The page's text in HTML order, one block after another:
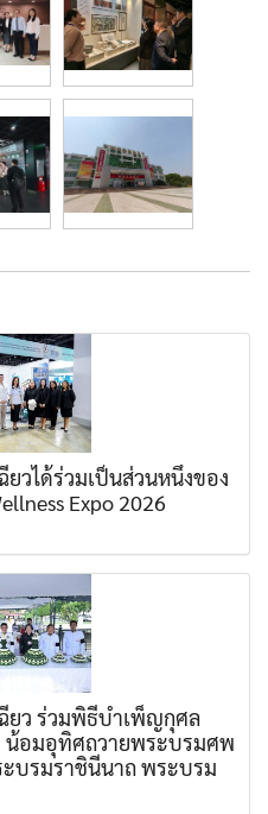
วได้ร่วมเป็นส่วนหนึ่งของ
Expo 2026
ยว ร่วมพิธีบำเพ็ญกุศล
อมอุทิศถวายพระบรมศพ
บรมราชินีนาถ พระบรม